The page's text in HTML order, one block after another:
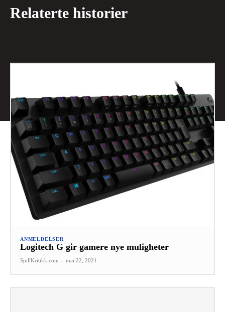
Relaterte historier
ANMELDELSER
Logitech G gir gamere nye muligheter
SpillKritikk.com - mai 22, 2021